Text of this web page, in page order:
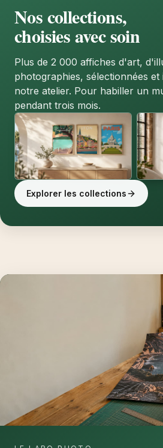
Nos collections,
choisies avec soin
Plus de 2 000 affiches d'art,
photographies, sélectionnées et
notre atelier. Pour habiller un
pendant trois mois.
Explorer les collections